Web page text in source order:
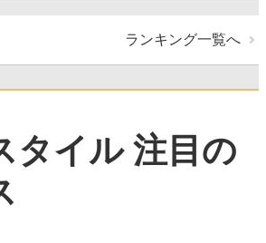
ランキング一覧へ
タイル 注目の